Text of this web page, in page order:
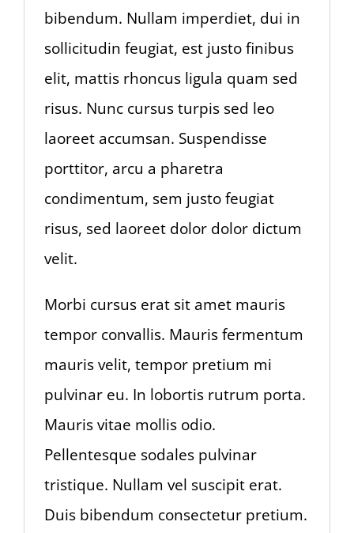
bibendum. Nullam imperdiet, dui in
sollicitudin feugiat, est justo finibus
elit, mattis rhoncus ligula quam sed
risus. Nunc cursus turpis sed leo
laoreet accumsan. Suspendisse
porttitor, arcu a pharetra
condimentum, sem justo feugiat
risus, sed laoreet dolor dolor dictum
velit.
Morbi cursus erat sit amet mauris
tempor convallis. Mauris fermentum
mauris velit, tempor pretium mi
pulvinar eu. In lobortis rutrum porta.
Mauris vitae mollis odio.
Pellentesque sodales pulvinar
tristique. Nullam vel suscipit erat.
Duis bibendum consectetur pretium.